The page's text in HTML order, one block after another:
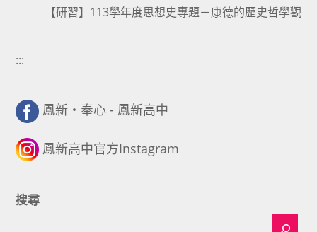
【研習】113學年度思想史專題－康德的歷史哲學觀
:::
鳳新・奉心 - 鳳新高中
鳳新高中官方Instagram
搜尋